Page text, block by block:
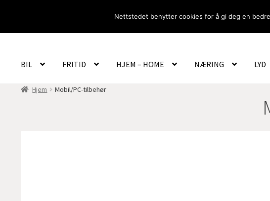
BIL FRITID HJEM – HOME NÆRING LYD
Hjem Mobil/PC-tilbehør
Nettstedet benytter cookies for å gi deg en